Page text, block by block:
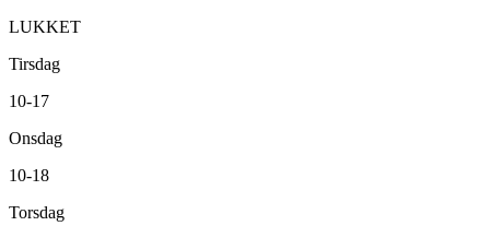
LUKKET
Tirsdag
10-17
Onsdag
10-18
Torsdag